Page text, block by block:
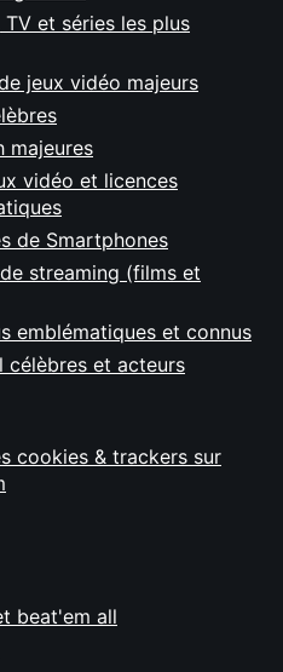
et séries les plus
jeux vidéo majeurs
majeures
vidéo et licences
de Smartphones
streaming (films et
emblématiques et connus
célèbres et acteurs
cookies & trackers sur
beat'em all